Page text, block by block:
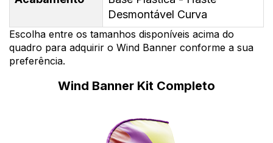
Desmontável Curva
Escolha entre os tamanhos disponíveis acima do
quadro para adquirir o Wind Banner conforme a sua
preferência.
Wind Banner Kit Completo